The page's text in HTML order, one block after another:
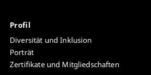
Profil
Diversität und Inklusion
Porträt
Zertifikate und Mitgliedschaften